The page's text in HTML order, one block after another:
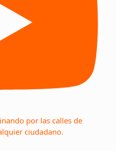
por las calles de
ciudadano.